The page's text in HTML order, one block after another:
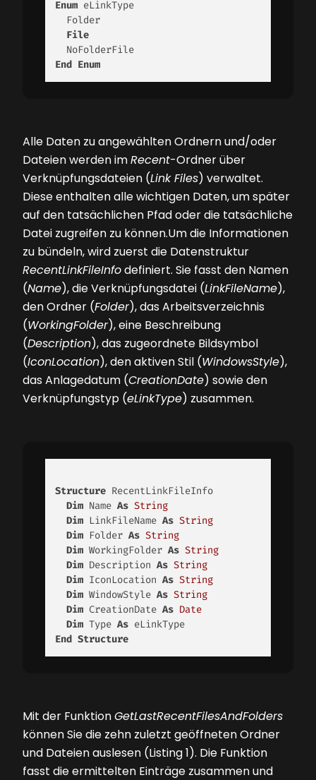
Enum eLinkType
File
End Enum
Alle Daten zu angewählten Ordnern und/oder
Dateien werden imRecent-Ordner über
Verknüpfungsdateien (Link Files) verwaltet.
Diese enthalten alle wichtigen Daten, um später
auf den tatsächlichen Pfad oder die tatsächliche
Datei zugreifen zu können.Um die Informationen
zu bündeln, wird zuerst die Datenstruktur
RecentLinkFileInfodefiniert. Sie fasst den Namen
(Name), die Verknüpfungsdatei (LinkFileName),
den Ordner (Folder), das Arbeitsverzeichnis
(WorkingFolder), eine Beschreibung
(Description), das zugeordnete Bildsymbol
(IconLocation), den aktiven Stil (WindowsStyle),
das Anlagedatum (CreationDate) sowie den
Verknüpfungstyp (eLinkType) zusammen.
Structure RecentLinkFileInfo
Dim Name As String
Dim LinkFileName As String
Dim Folder As String
Dim WorkingFolder As String
Dim Description As String
Dim IconLocation As String
Dim WindowStyle As String
Dim CreationDate As Date
Dim Type As
End Structure
Mit der FunktionGetLastRecentFilesAndFolders
können Sie die zehn zuletzt geöffneten Ordner
und Dateien auslesen (Listing 1). Die Funktion
fasst die ermittelten Einträge zusammen und